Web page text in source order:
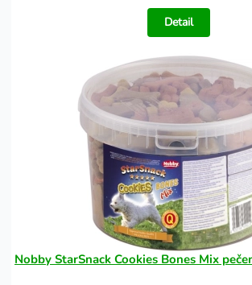
Detail
Nobby StarSnack Cookies Bones Mix